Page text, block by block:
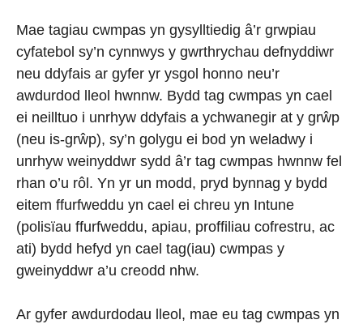
Mae tagiau cwmpas yn gysylltiedig â’r grwpiau
cyfatebol sy’n cynnwys y gwrthrychau defnyddiwr
neu ddyfais ar gyfer yr ysgol honno neu’r
awdurdod lleol hwnnw. Bydd tag cwmpas yn cael
ei neilltuo i unrhyw ddyfais a ychwanegir at y grŵp
(neu is-grŵp), sy’n golygu ei bod yn weladwy i
unrhyw weinyddwr sydd â’r tag cwmpas hwnnw fel
rhan o’u rôl. Yn yr un modd, pryd bynnag y bydd
eitem ffurfweddu yn cael ei chreu yn Intune
(polisïau ffurfweddu, apiau, proffiliau cofrestru, ac
ati) bydd hefyd yn cael tag(iau) cwmpas y
gweinyddwr a’u creodd nhw.
Ar gyfer awdurdodau lleol, mae eu tag cwmpas yn